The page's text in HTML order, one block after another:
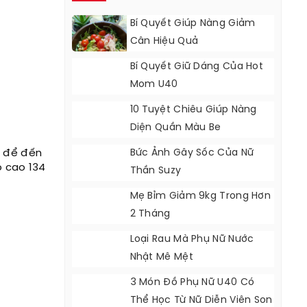
để đến
134
Bí Quyết Giúp Nàng Giảm
Cân Hiệu Quả
Bí Quyết Giữ Dáng Của Hot
Mom U40
10 Tuyệt Chiêu Giúp Nàng
Diện Quần Màu Be
Bức Ảnh Gây Sốc Của Nữ
Thần Suzy
Mẹ Bỉm Giảm 9kg Trong Hơn
2 Tháng
Loại Rau Mà Phụ Nữ Nước
Nhật Mê Mệt
3 Món Đồ Phụ Nữ U40 Có
Thể Học Từ Nữ Diễn Viên Son